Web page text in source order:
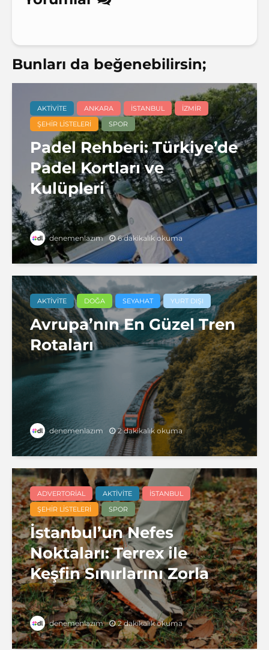
Bunları da beğenebilirsin;
AKTIVITE ANKARA İSTANBUL
İZMIR
ŞEHIR LISTELERI
SPOR
Padel Rehberi: Türkiye’de
Padel Kortları ve
Kulüpleri
denemenlazım 6 dakikalık okuma
AKTIVITE DOĞA SEYAHAT YURT DIŞI
Avrupa’nın En Güzel Tren
Rotaları
denemenlazım 2 dakikalık okuma
ADVERTORIAL AKTIVITE
İSTANBUL
ŞEHIR LISTELERI
SPOR
İstanbul’un Nefes
Noktaları: Terrex ile
Keşfin Sınırlarını Zorla
denemenlazım 2 dakikalık okuma